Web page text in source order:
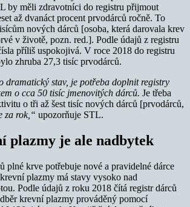
by měli zdravotníci do registru přijmout
až dvanáct procent prvodárců ročně. To
nových dárců [osoba, která darovala krev
v životě, pozn. red.]. Podle údajů z registru
příliš uspokojivá. V roce 2018 do registru
zhruba 27,3 tisíc prvodárců.
dramatický stav, je potřeba doplnit registry
o cca 50 tisíc jmenovitých dárců. Je třeba
o tři až šest tisíc nových dárců [prvodárců,
za rok,“ upozorňuje STL.
plazmy je ale nadbytek
plné krve potřebuje nové a pravidelné dárce
plazmy má stavy vysoko nad
Podle údajů z roku 2018 čítá registr dárců
krevní plazmy prováděný pomocí